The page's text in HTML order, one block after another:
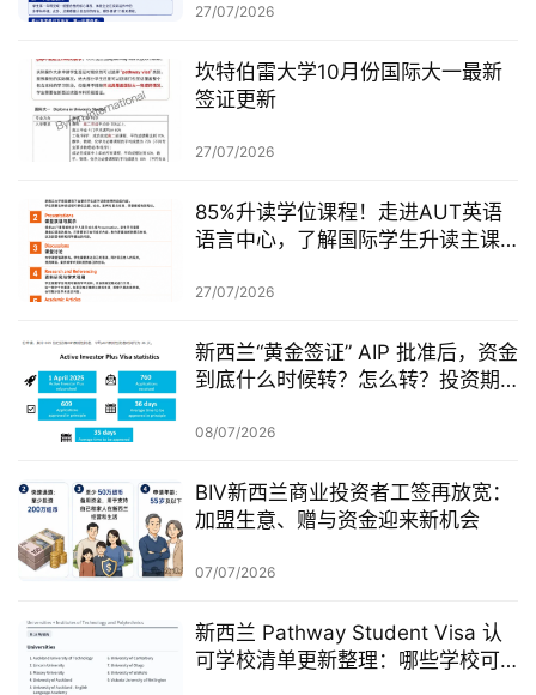
27/07/2026
坎特伯雷大学10月份国际大一最新
签证更新
27/07/2026
85%升读学位课程！走进AUT英语
语言中心，了解国际学生升读主课
27/07/2026
新西兰“黄金签证” AIP 批准后，资金
到底什么时候转？怎么转？投资期
08/07/2026
BIV新西兰商业投资者工签再放宽：
加盟生意、赠与资金迎来新机会
07/07/2026
新西兰 Pathway Student Visa 认
可学校清单更新整理：哪些学校可